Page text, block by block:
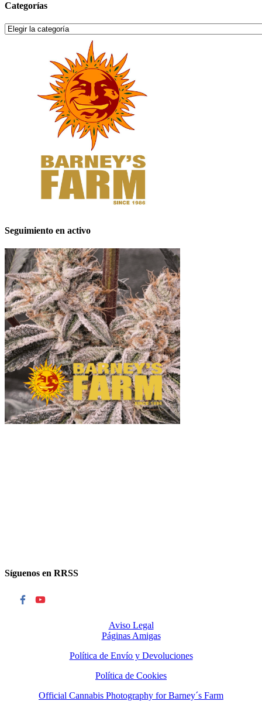
Categorías
Categorías
Seguimiento en activo
Síguenos en RRSS
Aviso Legal
Páginas Amigas
Política de Envío y Devoluciones
Política de Cookies
Official Cannabis Photography for Barney´s Farm